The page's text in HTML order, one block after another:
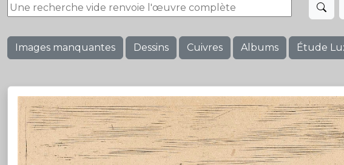
Images manquantes Dessins Cuivres Albums Étude